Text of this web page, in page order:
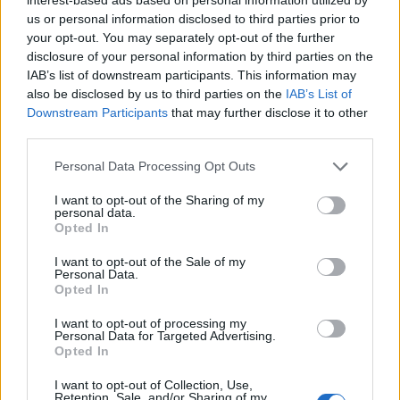
us or personal information disclosed to third parties prior to
your opt-out. You may separately opt-out of the further
disclosure of your personal information by third parties on the
IAB’s list of downstream participants. This information may
also be disclosed by us to third parties on the IAB’s List of
Downstream Participants that may further disclose it to other
Personal Data Processing Opt Outs
I want to opt-out of the Sharing of my
personal data.
Opted In
I want to opt-out of the Sale of my
Personal Data.
Opted In
I want to opt-out of processing my
Personal Data for Targeted Advertising.
Opted In
I want to opt-out of Collection, Use,
Retention, Sale, and/or Sharing of my
giugno al 19 luglio fra Palazzo
Leoni Montanari, il giardino del
Teatro Olimpico e il chiostro del
Museo Naturalistico Archeologico
San Nicola concerto degli alunni
delle masterclass con Barbara
STAY CONNECTED
9,253
Fans
3,533 2,652
Iscritti
- Advertisement -
- Advertisement -